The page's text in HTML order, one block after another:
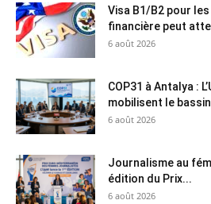
Visa B1/B2 pour
financière peut
6 août 2026
COP31 à Antalya :
mobilisent le
6 août 2026
Journalisme au
édition du Prix...
6 août 2026